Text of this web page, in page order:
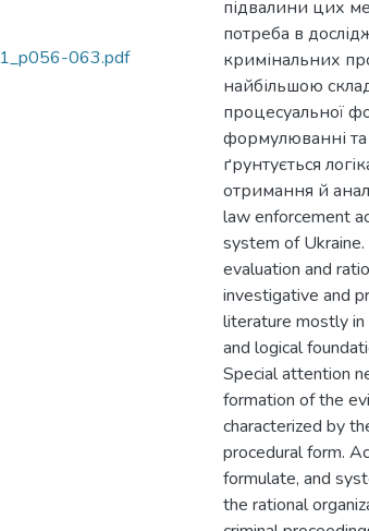
063.pdf
підвалини цих
потреба в
кримінальних
найбільшою
процесуальної
формулюванні та
ґрунтується
отримання й
law enforcement
system of
evaluation and
investigative and
literature mostly
and logical
Special attention
formation of the
characterized by
procedural form.
formulate, and
the rational